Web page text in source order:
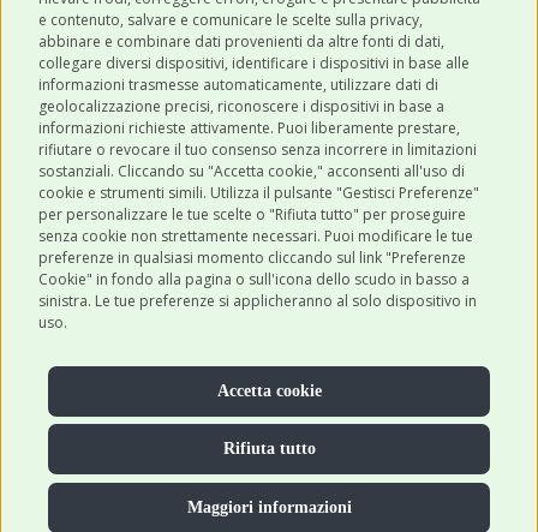
e contenuto, salvare e comunicare le scelte sulla privacy,
abbinare e combinare dati provenienti da altre fonti di dati,
collegare diversi dispositivi, identificare i dispositivi in base alle
informazioni trasmesse automaticamente, utilizzare dati di
geolocalizzazione precisi, riconoscere i dispositivi in base a
informazioni richieste attivamente. Puoi liberamente prestare,
rifiutare o revocare il tuo consenso senza incorrere in limitazioni
sostanziali. Cliccando su "Accetta cookie," acconsenti all'uso di
cookie e strumenti simili. Utilizza il pulsante "Gestisci Preferenze"
per personalizzare le tue scelte o "Rifiuta tutto" per proseguire
senza cookie non strettamente necessari. Puoi modificare le tue
preferenze in qualsiasi momento cliccando sul link "Preferenze
Cookie" in fondo alla pagina o sull'icona dello scudo in basso a
sinistra. Le tue preferenze si applicheranno al solo dispositivo in
uso.
Accetta cookie
Rifiuta tutto
Maggiori informazioni
SHOP ONLINE
CONTATTI
0543 096850
Contattaci
© 2026 Robinsonpetshop.it S.r.l